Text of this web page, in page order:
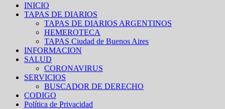
INICIO
TAPAS DE DIARIOS
TAPAS DE DIARIOS ARGENTINOS
HEMEROTECA
TAPAS Ciudad de Buenos Aires
INFORMACION
SALUD
CORONAVIRUS
SERVICIOS
BUSCADOR DE DERECHO
CODIGO
Política de Privacidad